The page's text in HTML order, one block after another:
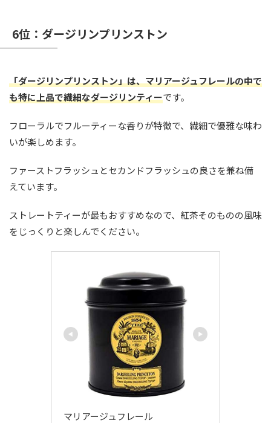
6位：ダージリンプリンストン
「ダージリンプリンストン」は、マリアージュフレールの中で
も特に上品で繊細なダージリンティーです。
フローラルでフルーティーな香りが特徴で、繊細で優雅な味わ
いが楽しめます。
ファーストフラッシュとセカンドフラッシュの良さを兼ね備
えています。
ストレートティーが最もおすすめなので、紅茶そのものの風味
をじっくりと楽しんでください。
マリアージュフレール